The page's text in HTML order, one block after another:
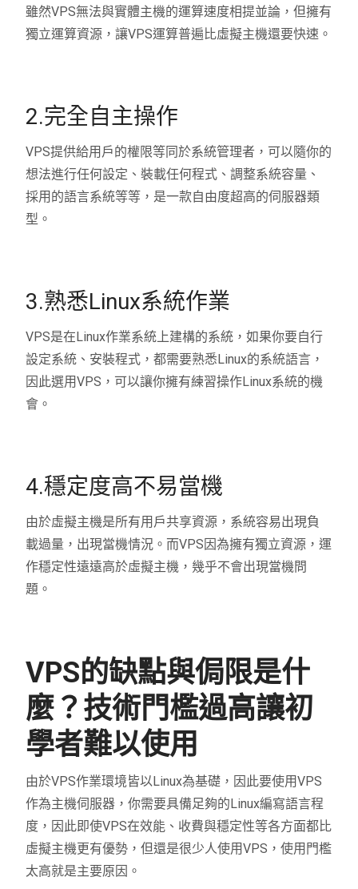
雖然VPS無法與實體主機的運算速度相提並論，但擁有
獨立運算資源，讓VPS運算普遍比虛擬主機還要快速。
2.完全自主操作
VPS提供給用戶的權限等同於系統管理者，可以隨你的
想法進行任何設定、裝載任何程式、調整系統容量、
採用的語言系統等等，是一款自由度超高的伺服器類
型。
3.熟悉Linux系統作業
VPS是在Linux作業系統上建構的系統，如果你要自行
設定系統、安裝程式，都需要熟悉Linux的系統語言，
因此選用VPS，可以讓你擁有練習操作Linux系統的機
會。
4.穩定度高不易當機
由於虛擬主機是所有用戶共享資源，系統容易出現負
載過量，出現當機情況。而VPS因為擁有獨立資源，運
作穩定性遠遠高於虛擬主機，幾乎不會出現當機問
題。
VPS的缺點與侷限是什
麼？技術門檻過高讓初
學者難以使用
由於VPS作業環境皆以Linux為基礎，因此要使用VPS
作為主機伺服器，你需要具備足夠的Linux編寫語言程
度，因此即使VPS在效能、收費與穩定性等各方面都比
虛擬主機更有優勢，但還是很少人使用VPS，使用門檻
太高就是主要原因。